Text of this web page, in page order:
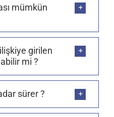
mümkün
ilişkiye girilen
mi ?
sürer ?